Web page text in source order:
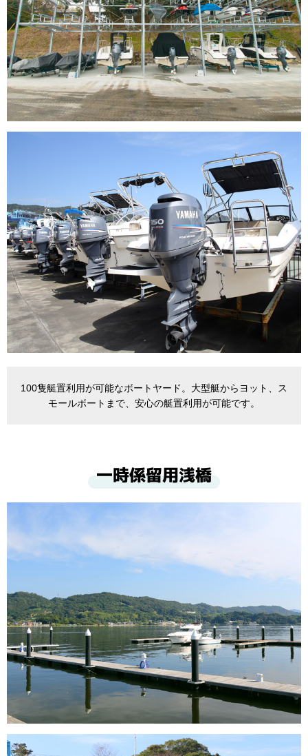
100隻艇置利用が可能なボートヤード。大型艇からヨット、ス
モールボートまで、安心の艇置利用が可能です。
一時係留用浅橋